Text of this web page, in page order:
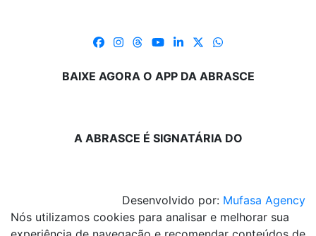
BAIXE AGORA O APP DA ABRASCE
A ABRASCE É SIGNATÁRIA DO
Desenvolvido por: Mufasa Agency
Nós utilizamos cookies para analisar e melhorar sua